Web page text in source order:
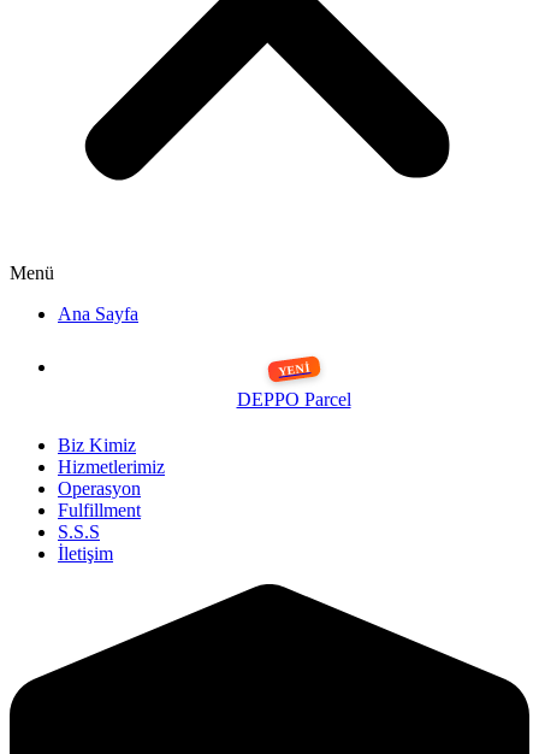
Menü
Ana Sayfa
DEPPO Parcel
Biz Kimiz
Hizmetlerimiz
Operasyon
Fulfillment
S.S.S
İletişim